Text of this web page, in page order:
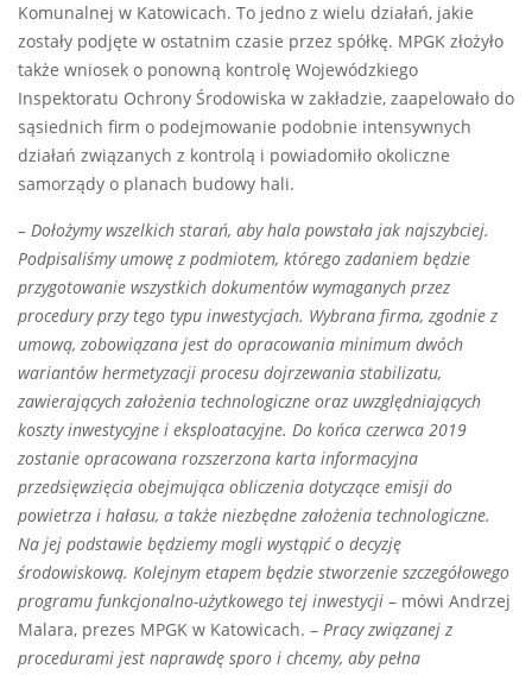
Komunalnej w Katowicach. To jedno z wielu działań, jakie
zostały podjęte w ostatnim czasie przez spółkę. MPGK złożyło
także wniosek o ponowną kontrolę Wojewódzkiego
Inspektoratu Ochrony Środowiska w zakładzie, zaapelowało do
sąsiednich firm o podejmowanie podobnie intensywnych
działań związanych z kontrolą i powiadomiło okoliczne
samorządy o planach budowy hali.
– Dołożymy wszelkich starań, aby hala powstała jak najszybciej.
Podpisaliśmy umowę z podmiotem, którego zadaniem będzie
przygotowanie wszystkich dokumentów wymaganych przez
procedury przy tego typu inwestycjach. Wybrana firma, zgodnie z
umową, zobowiązana jest do opracowania minimum dwóch
wariantów hermetyzacji procesu dojrzewania stabilizatu,
zawierających założenia technologiczne oraz uwzględniających
koszty inwestycyjne i eksploatacyjne. Do końca czerwca 2019
zostanie opracowana rozszerzona karta informacyjna
przedsięwzięcia obejmująca obliczenia dotyczące emisji do
powietrza i hałasu, a także niezbędne założenia technologiczne.
Na jej podstawie będziemy mogli wystąpić o decyzję
środowiskową. Kolejnym etapem będzie stworzenie szczegółowego
programu funkcjonalno-użytkowego tej inwestycji – mówi Andrzej
Malara, prezes MPGK w Katowicach. – Pracy związanej z
procedurami jest naprawdę sporo i chcemy, aby pełna